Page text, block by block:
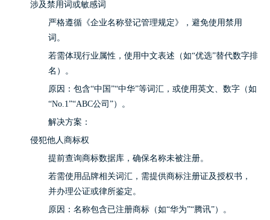
涉及禁用词或敏感词
严格遵循《企业名称登记管理规定》，避免使用禁用
词。
若需体现行业属性，使用中文表述（如“优选”替代数字排
名）。
原因：包含“中国”“中华”等词汇，或使用英文、数字（如
“No.1”“ABC公司”）。
解决方案：
侵犯他人商标权
提前查询商标数据库，确保名称未被注册。
若需使用品牌相关词汇，需提供商标注册证及授权书，
并办理公证或律所鉴定。
原因：名称包含已注册商标（如“华为”“腾讯”）。